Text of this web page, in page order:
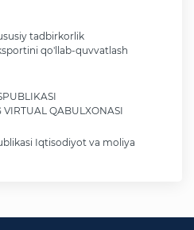
tadbirkorlik
qo'llab-quvvatlash
QABULXONASI
Iqtisodiyot va moliya